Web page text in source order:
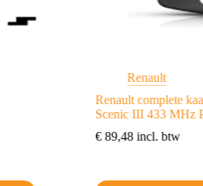
Renault
Renault complete
Scenic III 433 MHz
€89,48incl. btw